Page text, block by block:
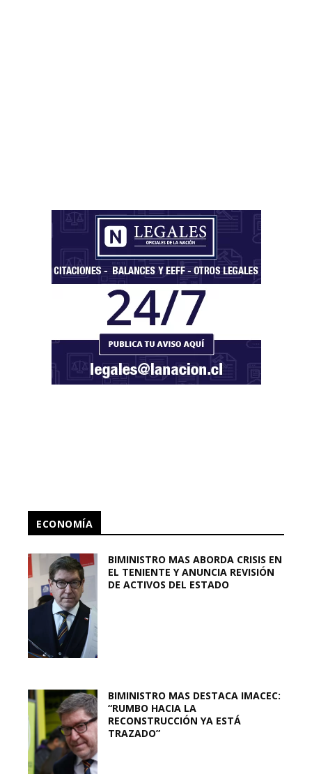
ECONOMÍA
BIMINISTRO MAS ABORDA CRISIS EN
EL TENIENTE Y ANUNCIA REVISIÓN
DE ACTIVOS DEL ESTADO
BIMINISTRO MAS DESTACA IMACEC:
“RUMBO HACIA LA
RECONSTRUCCIÓN YA ESTÁ
TRAZADO”